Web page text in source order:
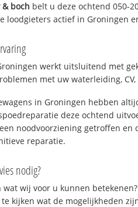
boch belt u deze ochtend 050-
loodgieters actief in Groningen
werkt uitsluitend met
met uw waterleiding,
in Groningen hebben
deze ochtend
noodvoorziening getroffen en
reparatie.
nodig?
wat wij voor u kunnen
te kijken wat de mogelijkheden